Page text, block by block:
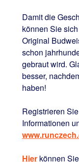
Damit die
können Sie
Original
schon
gebraut wird.
besser,
haben!
Registrieren
Informationen
Hierkönnen